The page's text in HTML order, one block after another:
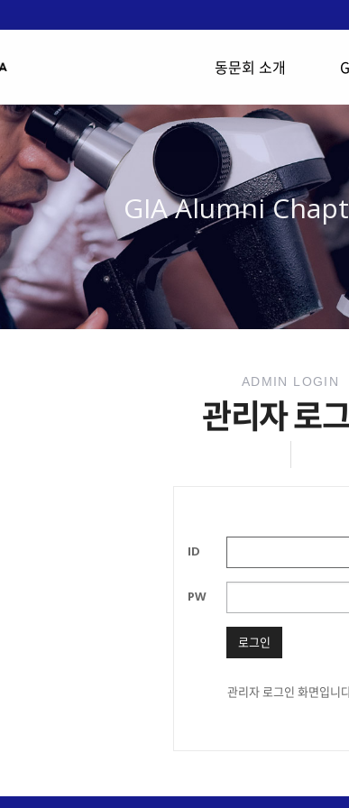
동문회 소개
GIA Alumni
ADMIN LOGIN
관리자 로
ID
PW
로그인
관리자 로그인 화면입니